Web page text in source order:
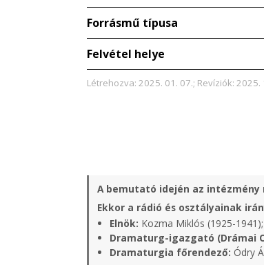
Forrásmű típusa
Felvétel helye
Létrehozva: 2025. 01. 07.; Revíziók: 2025.
A bemutató idején az intézmény
Ekkor a rádió és osztályainak
Elnök: Kozma Miklós (1925-1941);
Dramaturg-igazgató (Drámai
Dramaturgia főrendező: Ódry